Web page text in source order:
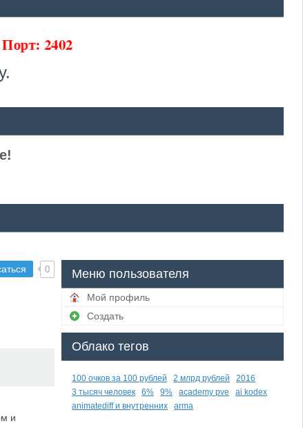
Порт: 2402
0
и
Меню пользователя
Мой профиль
Создать
Облако тегов
100 очков за 100 рублей 2 млрд рублей
2016
3 тысяч человек
6% 9% academy pve
ai kodex
animatediff и внутренних
arma